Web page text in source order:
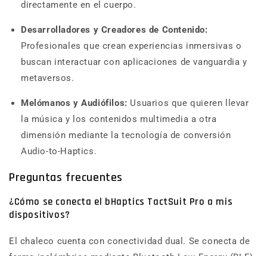
directamente en el cuerpo.
Desarrolladores y Creadores de Contenido:
Profesionales que crean experiencias inmersivas o
buscan interactuar con aplicaciones de vanguardia y
metaversos.
Melómanos y Audiófilos: Usuarios que quieren llevar
la música y los contenidos multimedia a otra
dimensión mediante la tecnología de conversión
Audio-to-Haptics.
Preguntas frecuentes
¿Cómo se conecta el bHaptics TactSuit Pro a mis
dispositivos?
El chaleco cuenta con conectividad dual. Se conecta de